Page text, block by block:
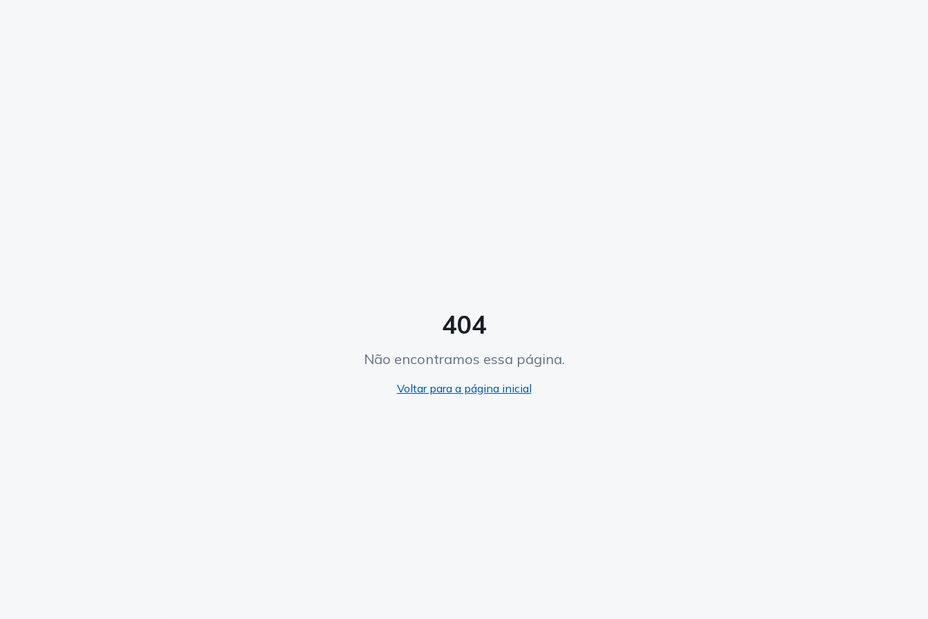
404
Não encontramos essa página.
Voltar para a página inicial